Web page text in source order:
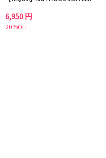
6,950 円
20%OFF